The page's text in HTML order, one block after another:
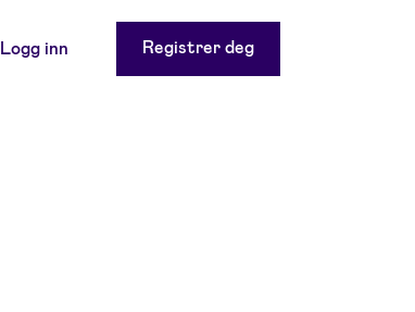
Logg inn Registrer deg